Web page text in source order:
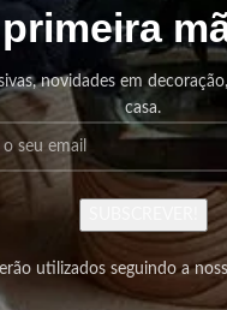
primeira
novidades em
casa.
utilizados seguindo a